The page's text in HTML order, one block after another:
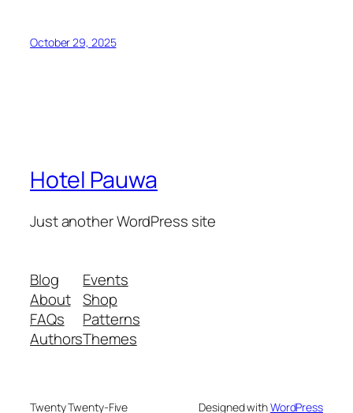
October 29, 2025
Hotel Pauwa
Just another WordPress site
Blog
About
FAQs
Authors
Events
Shop
Patterns
Themes
Twenty Twenty-Five Designed withWordPress